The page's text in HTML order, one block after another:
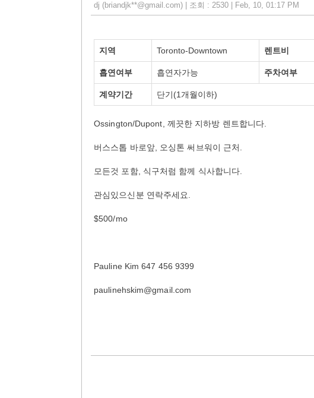
dj (briandjk**@gmail.com) | 조회 : 2530 | Feb, 10, 01:17 PM
지역 Toronto-Downtown 렌트비
흡연여부 흡연자가능 주차여부
계약기간 단기(1개월이하)
Ossington/Dupont, 께끗한 지하방 렌트합니다.
버스스톱 바로앞, 오싱톤 써브워이 근처.
모든것 포함, 식구처럼 함께 식사합니다.
관심있으신분 연락주세요.
$500/mo
Pauline Kim 647 456 9399
paulinehskim@gmail.com